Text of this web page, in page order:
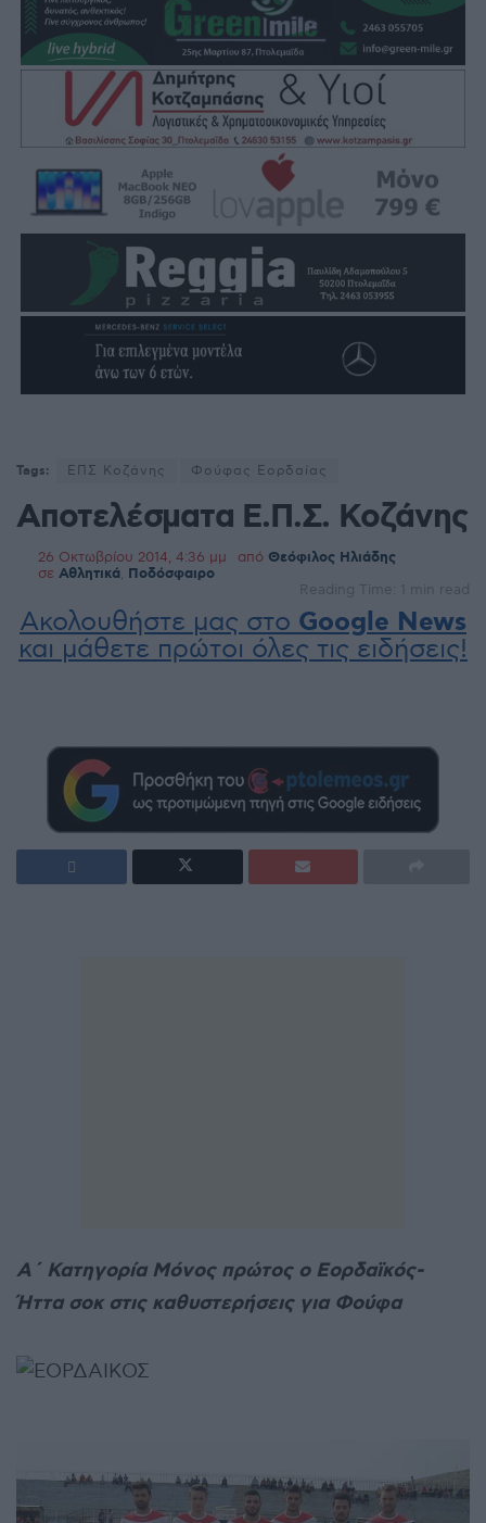
Tags: ΕΠΣ Κοζάνης Φούφας Εορδαίας
Αποτελέσματα Ε.Π.Σ. Κοζάνης
26 Οκτωβρίου 2014, 4:36 μμ από Θεόφιλος Ηλιάδης
σε Αθλητικά Ποδόσφαιρο
Reading Time: 1 min read
Ακολουθήστε μας στο Google News
και μάθετε πρώτοι όλες τις ειδήσεις!
Α΄ Κατηγορία Μόνος πρώτος ο Εορδαϊκός-
Ήττα σοκ στις καθυστερήσεις για Φούφα